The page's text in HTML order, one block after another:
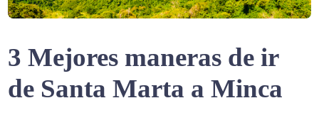
3 Mejores maneras de ir
de Santa Marta a Minca